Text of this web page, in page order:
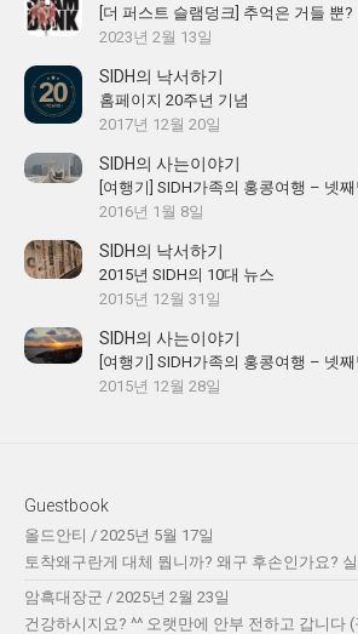
[더 퍼스트 슬램덩크] 추억은 거들 뿐?
2023년 2월 13일
SIDH의 낙서하기
홈페이지 20주년 기념
2017년 12월 20일
SIDH의 사는이야기
[여행기] SIDH가족의 홍콩여행 – 넷
2016년 1월 8일
SIDH의 낙서하기
2015년 SIDH의 10대 뉴스
2015년 12월 31일
SIDH의 사는이야기
[여행기] SIDH가족의 홍콩여행 – 넷
2015년 12월 28일
Guestbook
올드안티 / 2025년 5월 17일
토착왜구란게 대체 뭡니까? 왜구 후손인가요? 실
암흑대장군 / 2025년 2월 23일
건강하시지요? ^^ 오랫만에 안부 전하고 갑니다